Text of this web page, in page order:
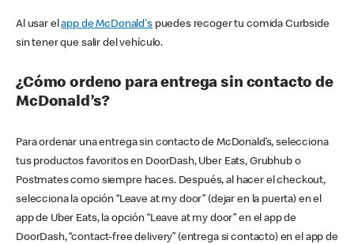
Al usar elapp de McDonald'spuedes recoger tu comida Curbside
sin tener que salir del vehículo.
¿Cómo ordeno para entrega sin contacto de
McDonald’s?
Para ordenar una entrega sin contacto de McDonald’s, selecciona
tus productos favoritos en DoorDash, Uber Eats, Grubhub o
Postmates como siempre haces. Después, al hacer el checkout,
selecciona la opción “Leave at my door” (dejar en la puerta) en el
app de Uber Eats, la opción “Leave at my door” en el app de
DoorDash, “contact-free delivery” (entrega si contacto) en el app de